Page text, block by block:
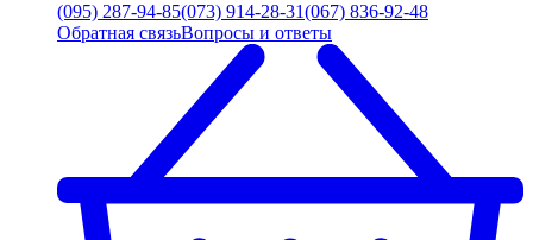
(095) 287-94-85(073) 914-28-31(067) 836-92-48
Обратная связьВопросы и ответы